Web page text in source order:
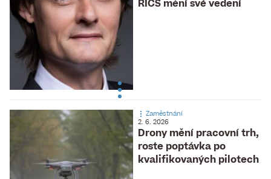
RICS mění své vedení
Drony mění pracovní trh,
roste poptávka po
kvalifikovaných pilotech
Zaměstnání
2. 6. 2026